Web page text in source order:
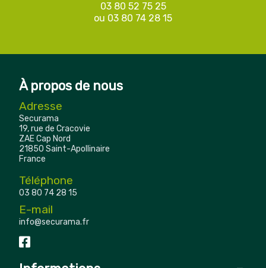
03 80 52 75 25
ou 03 80 74 28 15
À propos de nous
Adresse
Securama
19, rue de Cracovie
ZAE Cap Nord
21850 Saint-Apollinaire
France
Téléphone
03 80 74 28 15
E-mail
info@securama.fr